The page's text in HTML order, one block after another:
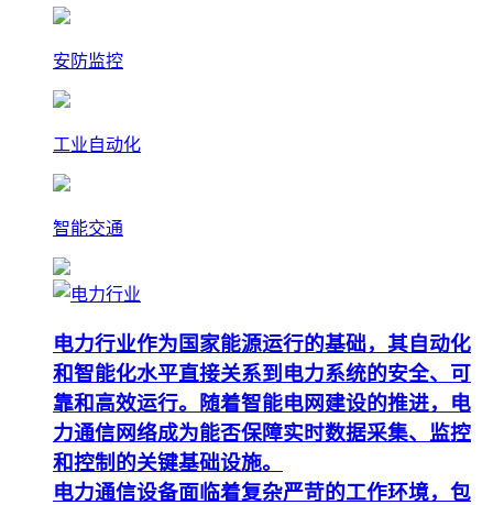
安防监控
工业自动化
智能交通
电力行业作为国家能源运行的基础，其自动化
和智能化水平直接关系到电力系统的安全、可
靠和高效运行。随着智能电网建设的推进，电
力通信网络成为能否保障实时数据采集、监控
和控制的关键基础设施。
电力通信设备面临着复杂严苛的工作环境，包